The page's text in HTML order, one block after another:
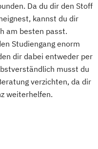
Game Design
(DE/EN)
Management
Da du dir den Stoff
kannst du dir
am besten passt.
Studiengang enorm
dir dabei entweder per
musst du
verzichten, da dir
weiterhelfen.